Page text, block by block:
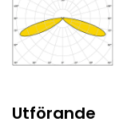
Utförande